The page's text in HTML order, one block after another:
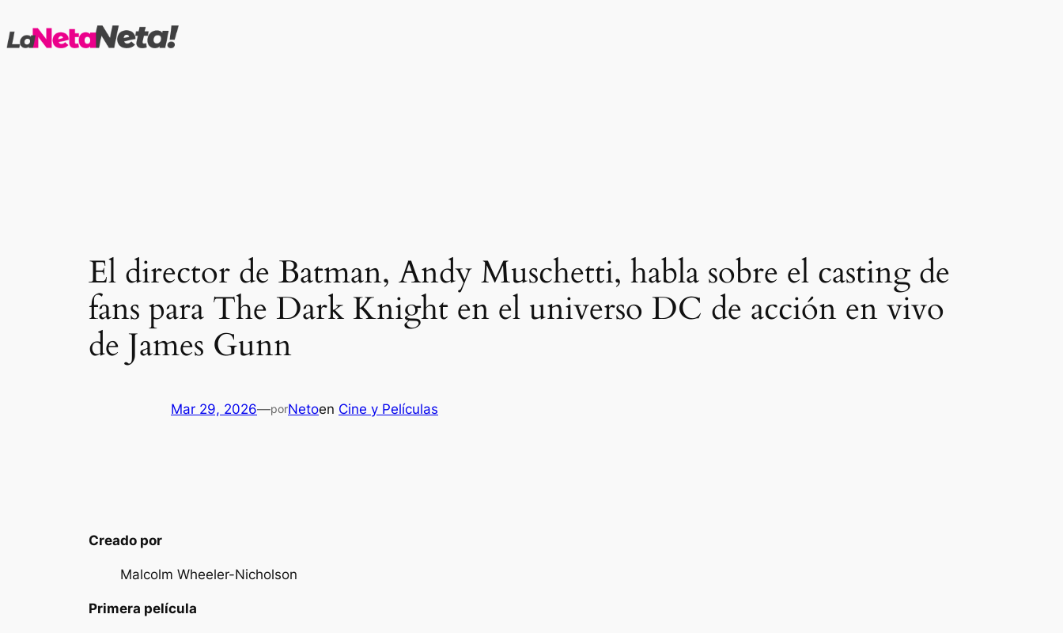
al
El director de Batman, Andy Muschetti, habla sobre el casting de
fans para The Dark Knight en el universo DC de acción en vivo
de James Gunn
Mar 29, 2026—porNetoen Cine y Películas
Creado por
Malcolm Wheeler-Nicholson
Primera película